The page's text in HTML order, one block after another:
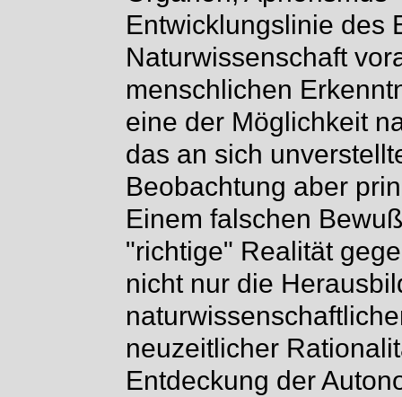
Entwicklungslinie des
Naturwissenschaft
menschlichen
eine der Möglichkeit
das an sich
Beobachtung aber
Einem falschen
"richtige" Realität
nicht nur die
neuzeitlicher
Entdeckung der